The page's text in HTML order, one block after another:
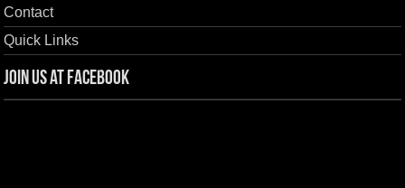
Contact
Quick Links
Join us at Facebook